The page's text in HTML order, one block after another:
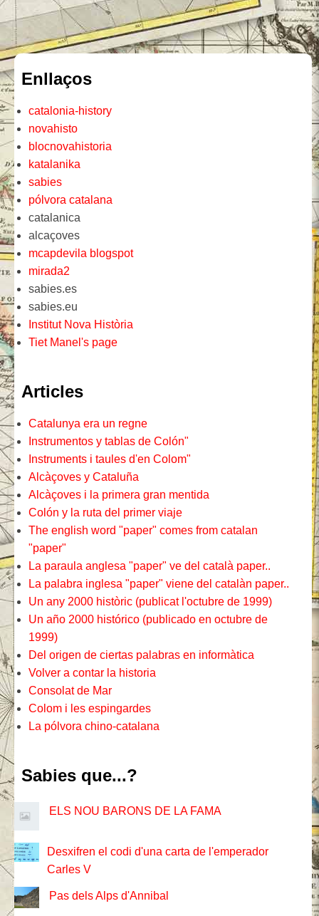
Enllaços
catalonia-history
novahisto
blocnovahistoria
katalanika
sabies
pólvora catalana
catalanica
alcaçoves
mcapdevila blogspot
mirada2
sabies.es
sabies.eu
Institut Nova Història
Tiet Manel's page
Articles
Catalunya era un regne
Instrumentos y tablas de Colón"
Instruments i taules d'en Colom"
Alcàçoves y Cataluña
Alcàçoves i la primera gran mentida
Colón y la ruta del primer viaje
The english word "paper" comes from catalan
"paper"
La paraula anglesa "paper" ve del català paper..
La palabra inglesa "paper" viene del catalàn paper..
Un any 2000 històric (publicat l'octubre de 1999)
Un año 2000 histórico (publicado en octubre de
1999)
Del origen de ciertas palabras en informàtica
Volver a contar la historia
Consolat de Mar
Colom i les espingardes
La pólvora chino-catalana
Sabies que...?
ELS NOU BARONS DE LA FAMA
Desxifren el codi d'una carta de l'emperador
Carles V
Pas dels Alps d'Annibal